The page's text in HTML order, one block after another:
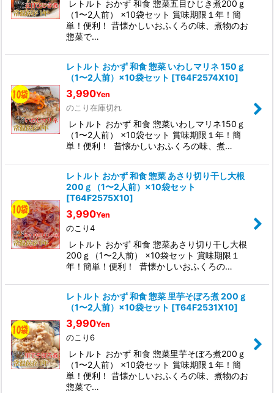
レトルト おかず 和食 惣菜五目ひじき煮200ｇ
（1〜2人前） ×10袋セット 賞味期限１年！簡
単！便利！ 昔懐かしいおふくろの味、煮物のお
惣菜で…
レトルト おかず 和食 惣菜 いわしマリネ 150ｇ
（1〜2人前）×10袋セット [T64F2574X10]
3,990Yen
のこり在庫切れ
レトルト おかず 和食 惣菜いわしマリネ150ｇ
（1〜2人前） ×10袋セット 賞味期限１年！簡
単！便利！ 昔懐かしいおふくろの味、煮…
レトルト おかず 和食 惣菜 あさり切り干し大根
200ｇ（1〜2人前）×10袋セット
[T64F2575X10]
3,990Yen
のこり4
レトルト おかず 和食 惣菜あさり切り干し大根
200ｇ（1〜2人前） ×10袋セット 賞味期限１
年！簡単！便利！ 昔懐かしいおふくろの…
レトルト おかず 和食 惣菜 里芋そぼろ煮 200ｇ
（1〜2人前）×10袋セット [T64F2531X10]
3,990Yen
のこり6
レトルト おかず 和食 惣菜里芋そぼろ煮200ｇ
（1〜2人前） ×10袋セット 賞味期限１年！簡
単！便利！ 昔懐かしいおふくろの味、煮物のお
惣菜で…